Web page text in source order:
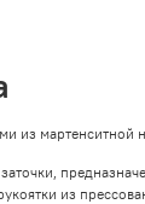
из
из